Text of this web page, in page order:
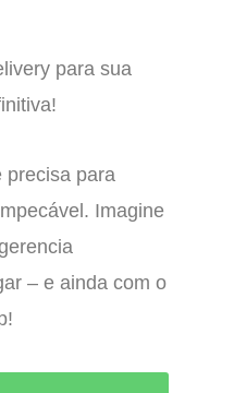
para sua
precisa para
Imagine
– e ainda com o